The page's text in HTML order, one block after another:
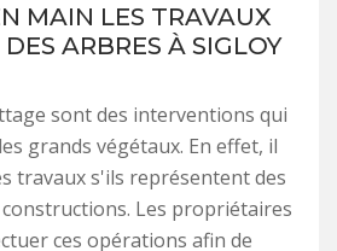
MAIN LES TRAVAUX
ARBRES À SIGLOY
sont des interventions qui
grands végétaux. En effet, il
travaux s'ils représentent des
Les propriétaires
ces opérations afin de